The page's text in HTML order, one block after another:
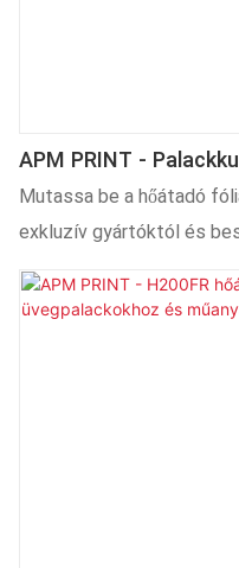
APM PRINT -
Mutassa be a hőátadó
exkluzív gyártóktól és
kielégítésére.
mérnökök tervezték,